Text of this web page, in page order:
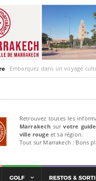
Embarquez dans un voyage culturel
Retrouvez toutes les
Marrakech survotre
ville rouge et sa région.
Tout sur Marrakech : Bons